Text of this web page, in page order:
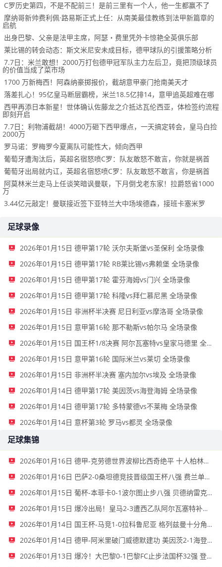
C罗历史第四，不是不配前三！是前三里有一个人，他一生都赢不了
摩纳哥新帅费利佩·路易斯正式上任：从南美最佳教练到法甲新篇章的
启航
出身巴黎、父亲是法甲主席，阿瑟・费里凭外卡惊艳全英俱乐部
莱比锡的转会动态：斯文米尼安未成目标，德甲球队的引援策略分析
7.7日：米兰敢想！2000万打包德甲冠军队主力左后卫，竟把顶级球员
的价值当成了菜市场
1700 万新梅西！阿森纳豪掷报价，截胡意甲豪门抢南美天才
落差扎心！95亿皇马断层霸榜，米兰18.5亿排14，意甲追英超难在哪
西甲再添日本新星！世体确认佐藤龙之介抵达瓦伦西亚，体检签约流程
即刻开启
7.7日：利物浦截胡！4000万砸下西甲爆点，一天搞定转会，皇马白捡
2000万
罗马诺：罗梅罗今夏离队可能性大，倾向西甲
葡萄牙遭淘汰后，英超名宿怒喷C罗：队友敢怒不敢言，你就是祸首
葡萄牙出局就内讧，英超名宿怒喷C罗：队友敢怒不敢言，你是祸首
阿莫林米兰走马上任谈笑暗讽曼联，下月倒戈老东家！拉爵怒省1000
万
3.44亿元敲定！曼联接近签下亚特兰大中场埃德森，接班卡塞米罗
足球录像
2026年01月15日 德甲第17轮 沃尔夫斯堡vs圣保利 全场录像
2026年01月15日 德甲第17轮 RB莱比锡vs弗赖堡 全场录像
2026年01月15日 德甲第17轮 霍芬海姆vs门兴 全场录像
2026年01月15日 德甲第17轮 科隆vs拜仁慕尼黑 全场录像
2026年01月15日 非洲杯半决赛 尼日利亚vs摩洛哥 全场录像
2026年01月15日 意甲第16轮 那不勒斯vs帕尔马 全场录像
2026年01月15日 国王杯1/8决赛 阿尔瓦塞特vs皇家马德里 全场录像
2026年01月15日 意甲第16轮 国际米兰vs莱切 全场录像
2026年01月15日 非洲杯半决赛 塞内加尔vs埃及 全场录像
2026年01月14日 德甲第17轮 美因茨vs海登海姆 全场录像
2026年01月14日 德甲第17轮 多特蒙德vs不莱梅 全场录像
2026年01月14日 意杯第3轮 罗马vs都灵 全场录像
足球集锦
2026年01月16日 德甲-克劳德世界波柳比西奇绝平 十人柏林联合1-1奥格斯堡
2026年01月16日 巴萨2-0桑坦德竞技晋级国王杯八强 费兰单刀球破门亚马尔建功
2026年01月15日 葡杯-本菲卡0-1波尔图止步八强 贝德纳雷克制胜帕夫利季斯失良机
2026年01月15日 爆冷出局！皇马2-3遭西乙队阿尔瓦塞特补时绝杀 无缘国王杯8强
2026年01月14日 国王杯-马竞1-0拉科鲁尼亚 格列兹曼十分角任意球破门+远射中横梁
2026年01月14日 德甲-阿米里破门威德默建功 美因茨2-1海登海姆
2026年01月13日 爆冷！大巴黎0-1巴黎FC止步法国杯32强 登贝莱失单刀埃梅里中框